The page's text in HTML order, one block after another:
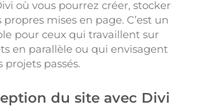
où vous pourrez créer, stocker
mises en page. C’est un
pour ceux qui travaillent sur
en parallèle ou qui envisagent
projets passés.
du site avec Divi